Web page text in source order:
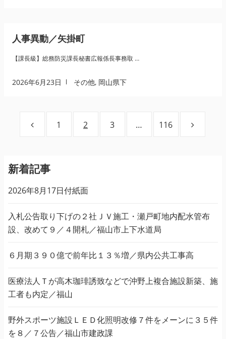
人事異動／矢掛町
【課長級】総務防災課長秘書広報係長事務取 …
2026年6月23日 その他, 岡山県下
ー
送
ページ
1 ページ
2 ページ
3 … ページ
116
新着記事
2026年8月17日付紙面
入札公告取り下げの２社ＪＶ施工・瀬戸町地内配水管布
設、改めて９／４開札／福山市上下水道局
６月期３９０億で前年比１３％増／県内公共工事高
医療法人Ｔが高木珈琲誘致などで沖野上複合施設新築、施
工者も内定／福山
野外スポーツ施設ＬＥＤ化照明改修７件をメーンに３５件
を８／７公告／福山市建政課